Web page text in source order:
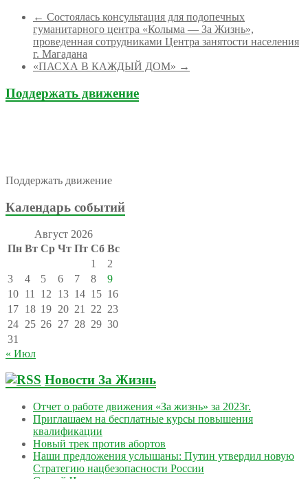
← Состоялась консультация для подопечных
гуманитарного центра «Колыма — За Жизнь»,
проведенная сотрудниками Центра занятости населения
г. Магадана
«ПАСХА В КАЖДЫЙ ДОМ» →
Поддержать движение
Поддержать движение
Календарь событий
Август 2026
Пн Вт Ср Чт Пт Сб Вс
1
2
3
4 5 6 7 8
9
10 11 12 13 14 15 16
17 18 19 20 21 22 23
24 25 26 27 28 29 30
31
« Июл
Новости За Жизнь
Отчет о работе движения «За жизнь» за 2023г.
Приглашаем на бесплатные курсы повышения
квалификации
Новый трек против абортов
Наши предложения услышаны: Путин утвердил новую
Стратегию нацбезопасности России